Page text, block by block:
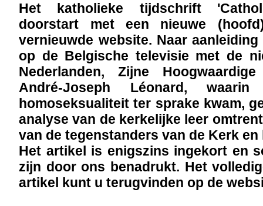
Het katholieke tijdschrift
doorstart met een nieuwe
vernieuwde website. Naar
op de Belgische televisie met de
Nederlanden, Zijne
André-Joseph Léonard,
homoseksualiteit ter sprake kwam,
analyse van de kerkelijke leer
van de tegenstanders van de Kerk en
Het artikel is enigszins ingekort en
zijn door ons benadrukt. Het
artikel kunt u terugvinden op de